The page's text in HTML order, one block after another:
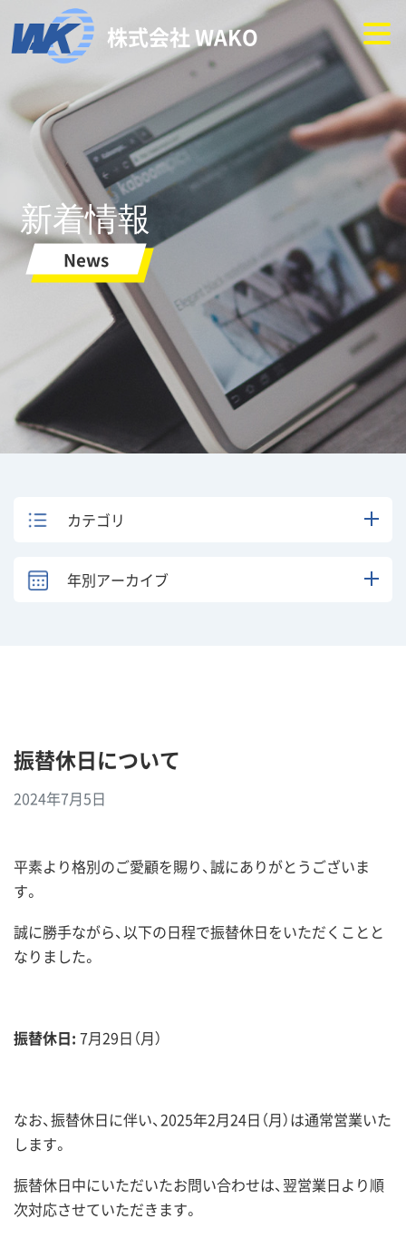
株式会社 WAKO
新着情報
News
カテゴリ
年別アーカイブ
振替休日について
2024年7月5日
平素より格別のご愛顧を賜り、誠にありがとうございま
す。
誠に勝手ながら、以下の日程で振替休日をいただくことと
なりました。
振替休日: 7月29日（月）
なお、振替休日に伴い、2025年2月24日（月）は通常営業いた
します。
振替休日中にいただいたお問い合わせは、翌営業日より順
次対応させていただきます。